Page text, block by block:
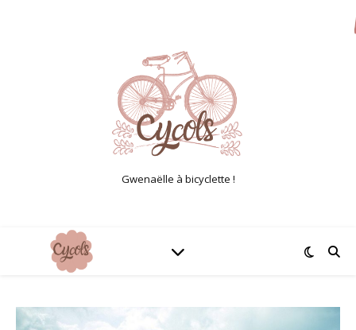
Gwenaëlle à bicyclette !